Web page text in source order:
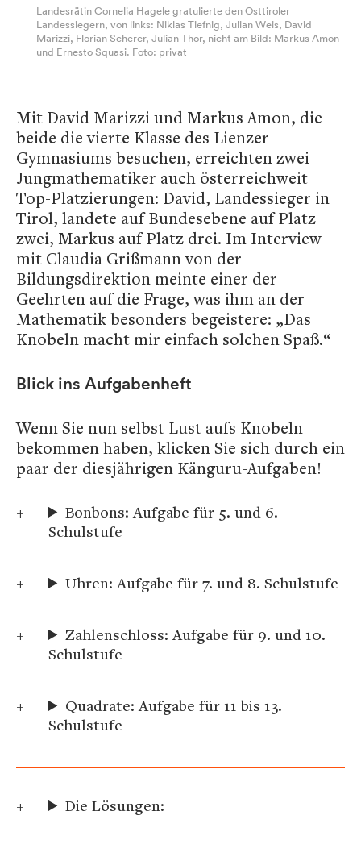
Landesrätin Cornelia Hagele gratulierte den Osttiroler
Landessiegern, von links: Niklas Tiefnig, Julian Weis, David
Marizzi, Florian Scherer, Julian Thor, nicht am Bild: Markus Amon
und Ernesto Squasi. Foto: privat
Mit David Marizzi und Markus Amon, die
beide die vierte Klasse des Lienzer
Gymnasiums besuchen, erreichten zwei
Jungmathematiker auch österreichweit
Top-Platzierungen: David, Landessieger in
Tirol, landete auf Bundesebene auf Platz
zwei, Markus auf Platz drei. Im Interview
mit Claudia Grißmann von der
Bildungsdirektion meinte einer der
Geehrten auf die Frage, was ihm an der
Mathematik besonders begeistere: „Das
Knobeln macht mir einfach solchen Spaß.“
Blick ins Aufgabenheft
Wenn Sie nun selbst Lust aufs Knobeln
bekommen haben, klicken Sie sich durch ein
paar der diesjährigen Känguru-Aufgaben!
Bonbons: Aufgabe für 5. und 6.
Schulstufe
Uhren: Aufgabe für 7. und 8. Schulstufe
Zahlenschloss: Aufgabe für 9. und 10.
Schulstufe
Quadrate: Aufgabe für 11 bis 13.
Schulstufe
Die Lösungen: